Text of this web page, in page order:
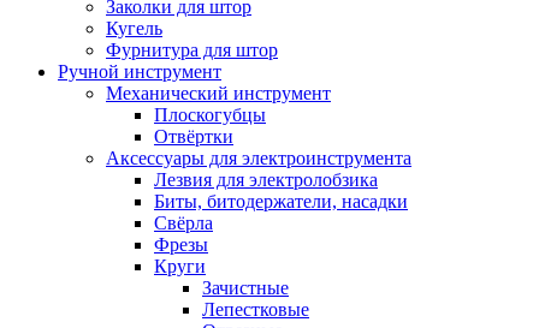
Заколки для штор
Кугель
Фурнитура для штор
Ручной инструмент
Механический инструмент
Плоскогубцы
Отвёртки
Аксессуары для электроинструмента
Лезвия для электролобзика
Биты, битодержатели, насадки
Свёрла
Фрезы
Круги
Зачистные
Лепестковые